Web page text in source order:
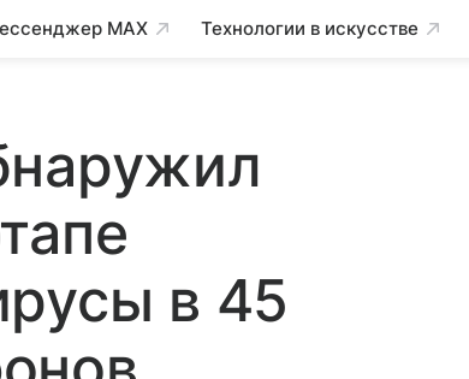
MAX Технологии в искусстве
в 45